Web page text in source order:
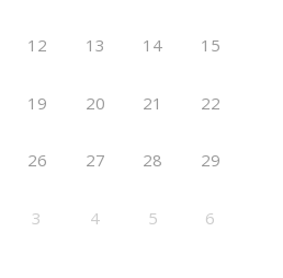
12 13 14 15
19 20 21 22
26 27 28 29
3 4 5 6